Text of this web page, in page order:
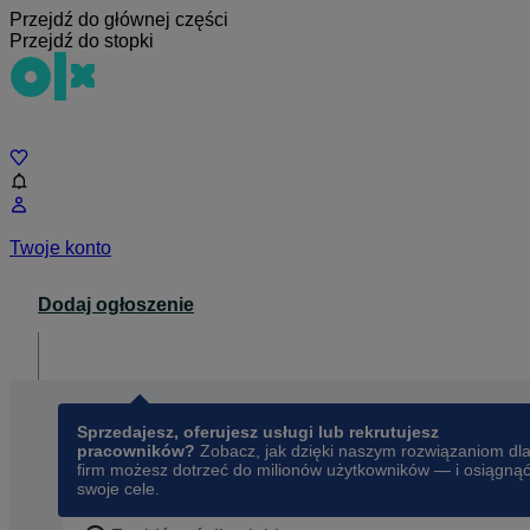
Przejdź do głównej części
Przejdź do stopki
Twoje konto
Dodaj ogłoszenie
Sprzedajesz, oferujesz usługi lub rekrutujesz
pracowników? Zobacz, jak dzięki naszym rozwiązaniom dla
firm możesz dotrzeć do milionów użytkowników — i osiągnąć
swoje cele.